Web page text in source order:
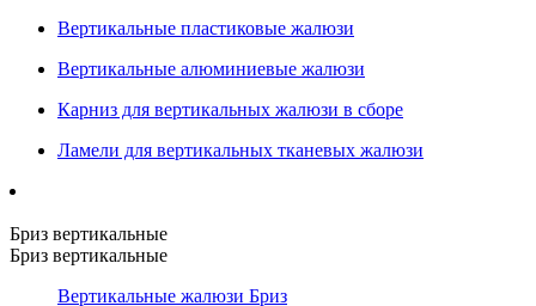
Вертикальные пластиковые жалюзи
Вертикальные алюминиевые жалюзи
Карниз для вертикальных жалюзи в сборе
Ламели для вертикальных тканевых жалюзи
Бриз вертикальные
Бриз вертикальные
Вертикальные жалюзи Бриз